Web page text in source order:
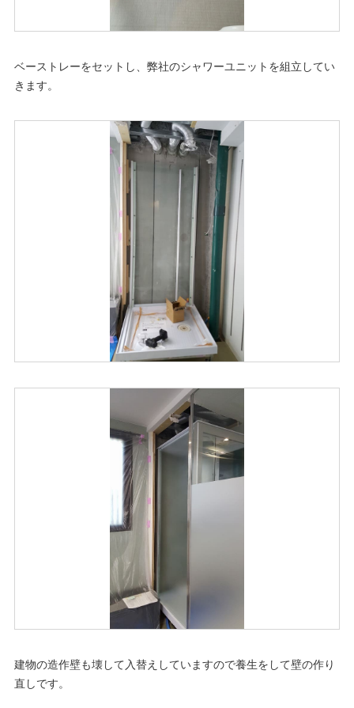
ベーストレーをセットし、弊社のシャワーユニットを組立してい
きます。
建物の造作壁も壊して入替えしていますので養生をして壁の作り
直しです。